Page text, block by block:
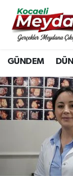
GÜNDEM
Nöbetçi
Hava
Trafik
Süper Lig
Tüm
Son Dakika